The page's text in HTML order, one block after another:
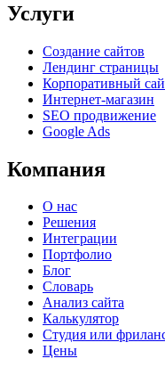
Услуги
Создание сайтов
Лендинг страницы
Корпоративный
Интернет-магазин
SEO продвижение
Google Ads
Компания
О нас
Решения
Интеграции
Портфолио
Блог
Словарь
Анализ сайта
Калькулятор
Студия или
Цены